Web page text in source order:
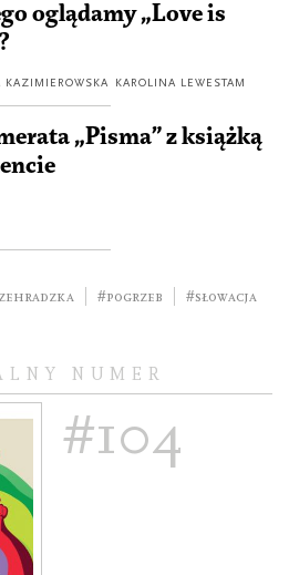
oglądamy „Love is
KAZIMIEROWSKA KAROLINA LEWESTAM
„Pisma” z książką
#pogrzeb
#Słowacja
NUMER
#104